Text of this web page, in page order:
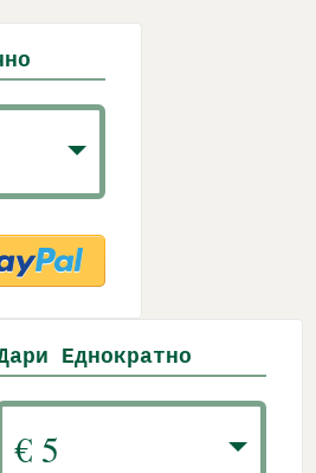
Еднократно
€ 5